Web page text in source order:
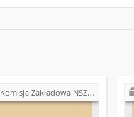
Komisja Zakładowa NSZZ "Solidarność" przy Urzędzie Gminy w Bodzentynie